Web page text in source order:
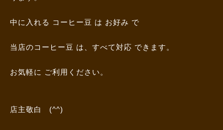
中に入れる コーヒー豆 は お好み で
当店のコーヒー豆 は、すべて対応 できます。
お気軽に ご利用ください。
店主敬白 (^^)